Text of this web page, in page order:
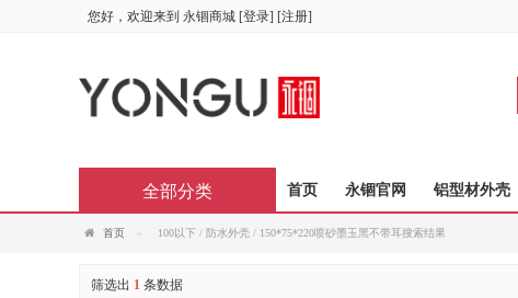
您好，欢迎来到 永锢商城 [登录] [注册]
首页 永锢官网 铝型材外壳
全部分类
首页 100以下 / 防水外壳 / 150*75*220喷砂墨玉黑不带耳搜索结果
筛选出 1 条数据